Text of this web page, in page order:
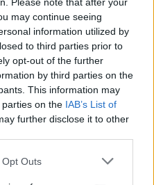
may continue seeing
information utilized by
to third parties prior to
opt-out of the further
by third parties on the
This information may
on the IAB’s List of
further disclose it to other
Outs